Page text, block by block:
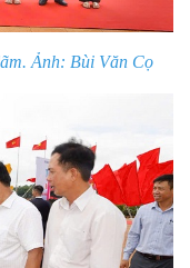
Ảnh: Bùi Văn Cọ